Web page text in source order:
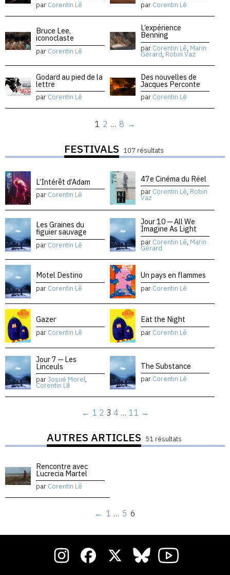
par Corentin Lê par Corentin Lê
Bruce Lee,
iconoclaste
par Corentin Lê
L’expérience
Benning
par Corentin Lê, Marin
Gérard, Robin Vaz
Godard au pied de la
lettre
par Corentin Lê
Des nouvelles de
Jacques Perconte
par Corentin Lê
1 2 … 8 →
FESTIVALS 107 résultats
L’Intérêt d’Adam
par Corentin Lê
47e Cinéma du Réel
par Corentin Lê, Robin
Vaz
Les Graines du
figuier sauvage
par Corentin Lê
Jour 10 — All We
Imagine As Light
par Corentin Lê, Marin
Gérard
Motel Destino
par Corentin Lê
Un pays en flammes
par Corentin Lê
Gazer
par Corentin Lê
Eat the Night
par Corentin Lê
Jour 7 — Les
Linceuls
parJosué Morel,
Corentin Lê
The Substance
par Corentin Lê
← 1 2 3 4 … 11 →
AUTRES ARTICLES 51 résultats
Rencontre avec
Lucrecia Martel
par Corentin Lê
← 1 … 5 6